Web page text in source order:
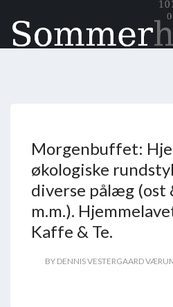
Morgenbuffet:
økologiske
diverse pålæg (ost
m.m.).
Kaffe & Te.
BY DENNIS VESTERGAARD